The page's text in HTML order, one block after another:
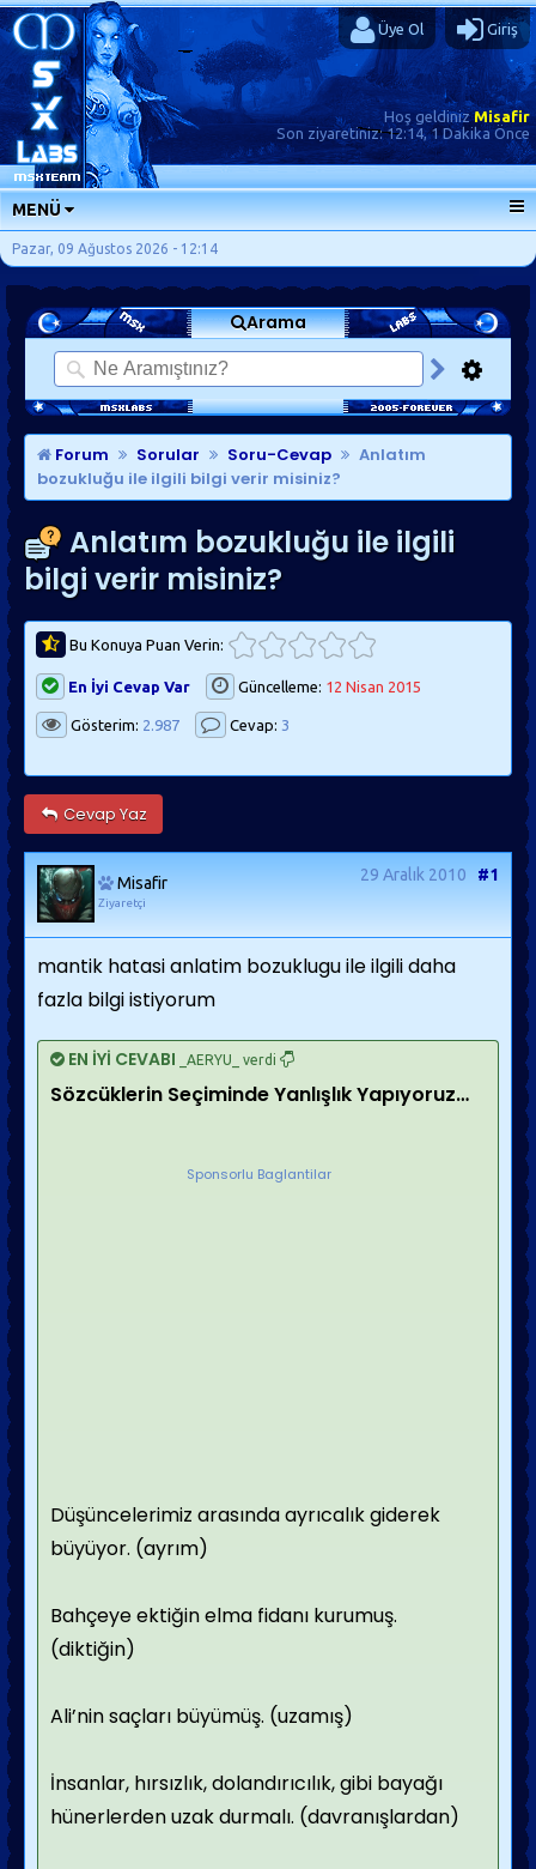
Üye Ol Giriş
Hoş geldinizMisafir
Son ziyaretiniz:12:14, 1 Dakika Önce
MENÜ
ANA SAYFA
FORUMLAR
SORU-CEVAP
GÜNLÜKLER
SON MESAJLAR
KISAYOLLAR
Pazar, 09 Ağustos 2026 - 12:14
Arama
Forum Sorular Soru-Cevap
Anlatım
bozukluğu ile ilgili bilgi verir misiniz?
Anlatım bozukluğu ile ilgili
bilgi verir misiniz?
Bu Konuya Puan Verin:
En İyi Cevap Var Güncelleme: 12 Nisan 2015
Gösterim: 2.987 Cevap: 3
Cevap Yaz
Misafir
Ziyaretçi
29 Aralık 2010 #1
mantik hatasi anlatim bozuklugu ile ilgili daha
fazla bilgi istiyorum
EN İYİ CEVABI _AERYU_ verdi
Sözcüklerin Seçiminde Yanlışlık Yapıyoruz…
Sponsorlu Baglantilar
Düşüncelerimiz arasında ayrıcalık giderek
büyüyor. (ayrım)
Bahçeye ektiğin elma fidanı kurumuş.
(diktiğin)
Ali’nin saçları büyümüş. (uzamış)
İnsanlar, hırsızlık, dolandırıcılık, gibi bayağı
hünerlerden uzak durmalı. (davranışlardan)